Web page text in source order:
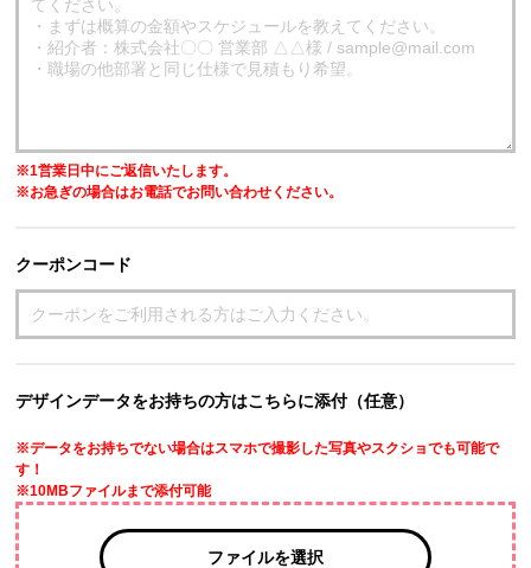
※1営業日中にご返信いたします。
※お急ぎの場合はお電話でお問い合わせください。
クーポンコード
デザインデータをお持ちの方はこちらに添付（任意）
※データをお持ちでない場合はスマホで撮影した写真やスクショでも可能で
す！
※10MBファイルまで添付可能
ファイルを選択